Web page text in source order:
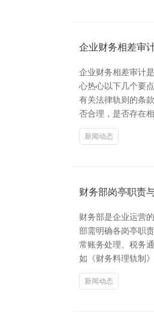
企业财务相差审
企业财务相差审计
心热心以下几个要
有关法律轨则的条
否合理，是否存在
新闻动态
财务部岗亭职责
财务部是企业运营
部需明确各岗亭职
常账务处理、税务
如《财务料理轨制
新闻动态